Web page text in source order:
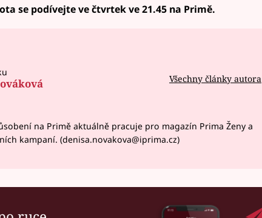
se podívejte ve čtvrtek ve 21.45 na Primě.
Všechny články autora
na Primě aktuálně pracuje pro magazín Prima Ženy a
kampaní. (denisa.novakova@iprima.cz)